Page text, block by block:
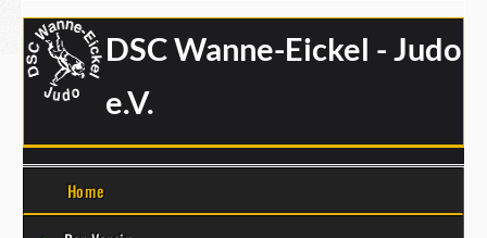
DSC Wanne-Eickel - Judo
e.V.
Home